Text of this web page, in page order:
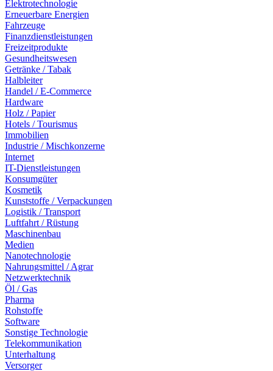
Elektrotechnologie
Erneuerbare Energien
Fahrzeuge
Finanzdienstleistungen
Freizeitprodukte
Gesundheitswesen
Getränke / Tabak
Halbleiter
Handel / E-Commerce
Hardware
Holz / Papier
Hotels / Tourismus
Immobilien
Industrie / Mischkonzerne
Internet
IT-Dienstleistungen
Konsumgüter
Kosmetik
Kunststoffe / Verpackungen
Logistik / Transport
Luftfahrt / Rüstung
Maschinenbau
Medien
Nanotechnologie
Nahrungsmittel / Agrar
Netzwerktechnik
Öl / Gas
Pharma
Rohstoffe
Software
Sonstige Technologie
Telekommunikation
Unterhaltung
Versorger